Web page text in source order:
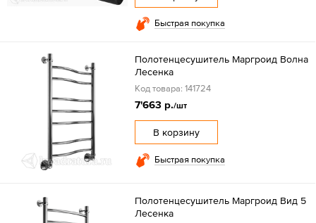
Быстрая покупка
Полотенцесушитель Маргроид Волна
Лесенка
Код товара: 141724
7'663 р./шт
В корзину
Быстрая покупка
Полотенцесушитель Маргроид Вид 5
Лесенка